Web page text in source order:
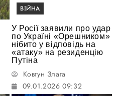
ВІЙНА
У Росії заявили про удар
по Україні «Орешником»
нібито у відповідь на
«атаку» на резиденцію
Путіна
Ковтун Злата
09.01.2026 09:32